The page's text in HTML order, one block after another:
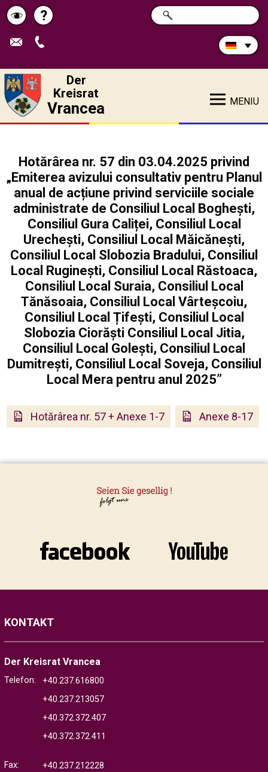
Schimbă
contrastul
Pagina
de
?
Durchsuchen
Sie
SUCHE
Der
Kreisrat
Vrancea MENIU
Hotărârea nr. 57 din 03.04.2025 privind
„Emiterea avizului consultativ pentru Planul
anual de acțiune privind serviciile sociale
administrate de Consiliul Local Boghești,
Consiliul Gura Caliței, Consiliul Local
Urechești, Consiliul Local Măicănești,
Consiliul Local Slobozia Bradului, Consiliul
Local Ruginești, Consiliul Local Răstoaca,
Consiliul Local Suraia, Consiliul Local
Tănăsoaia, Consiliul Local Vârteșcoiu,
Consiliul Local Țifești, Consiliul Local
Slobozia Ciorăști Consiliul Local Jitia,
Consiliul Local Golești, Consiliul Local
Dumitrești, Consiliul Local Soveja, Consiliul
Local Mera pentru anul 2025”
Hotărârea nr. 57 + Anexe 1-7 Anexe 8-17
KONTAKT
Der Kreisrat Vrancea
Telefon:
+40.237.616800
+40.237.213057
+40.372.372.407
+40.372.372.411
Fax:
+40.237.212228